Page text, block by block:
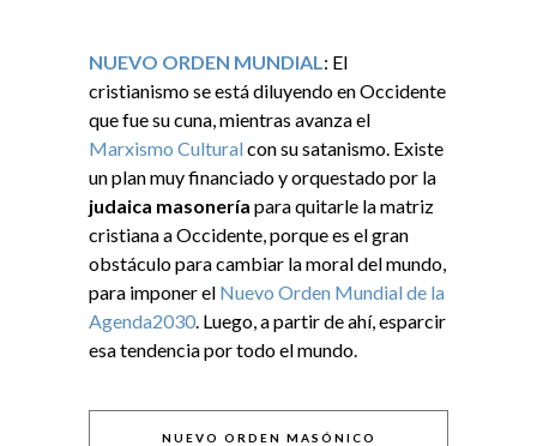
NUEVO ORDEN MUNDIAL: El
cristianismo se está diluyendo en Occidente
que fue su cuna, mientras avanza el
Marxismo Culturalcon su satanismo. Existe
un plan muy financiado y orquestado por la
judaica masonería para quitarle la matriz
cristiana a Occidente, porque es el gran
obstáculo para cambiar la moral del mundo,
para imponer el Nuevo Orden Mundial de la
Agenda2030. Luego, a partir de ahí, esparcir
esa tendencia por todo el mundo.
NUEVO ORDEN MASÓNICO